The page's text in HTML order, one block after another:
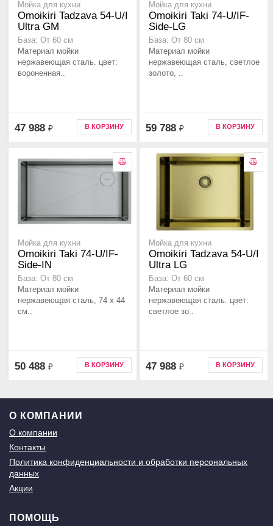
Мойка для кухни
Omoikiri Tadzava 54-U/I
Ultra GM
База: От 60 см
Материал мойки
нержавеющая сталь. цвет:
вороненная..
47 988 ₽ В КОРЗИНУ
Мойка для кухни
Omoikiri Taki 74-U/IF-
Side-LG
База: От 80 см
Материал мойки
нержавеющая сталь, светлое
золото, ..
59 788 ₽ В КОРЗИНУ
Мойка для кухни
Omoikiri Taki 74-U/IF-
Side-IN
База: От 80 см
Материал мойки
нержавеющая сталь, 74 x 44
см..
50 488 ₽ В КОРЗИНУ
Мойка для кухни
Omoikiri Tadzava 54-U/I
Ultra LG
База: От 60 см
Материал мойки
нержавеющая сталь. цвет:
светлое зо..
47 988 ₽ В КОРЗИНУ
О КОМПАНИИ
О компании
Контакты
Политика конфиденциальности и обработки персональных
данных
Акции
ПОМОЩЬ